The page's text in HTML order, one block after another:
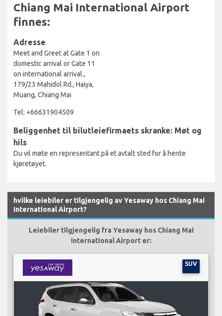
Chiang Mai International Airport
finnes:
Adresse
Meet and Greet at Gate 1 on
domestic arrival or Gate 11
on international arrival.,
179/23 Mahidol Rd., Haiya,
Muang, Chiang Mai
Tel: +66631904509
Beliggenhet til bilutleiefirmaets skranke: Møt og
hils
Du vil møte en representant på et avtalt sted for å hente
kjøretøyet.
hvilke leiebiler er tilgjengelig av Yesaway hos Chiang Mai
International Airport?
Leiebiler tilgjengelig fra Yesaway hos Chiang Mai
International Airport er:
SUV